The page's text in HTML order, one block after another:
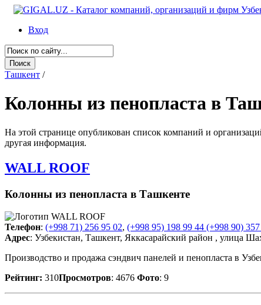
Вход
Ташкент /
Колонны из пенопласта в
На этой странице опубликован список компаний и
другая информация.
WALL ROOF
Колонны из пенопласта в Ташкенте
Телефон: (+998 71) 256 95 02, (+998 95) 198 99 44 (+998 90)
Адрес: Узбекистан, Ташкент, Яккасарайский район , улица
Производство и продажа сэндвич панелей и пенопласта в
Рейтинг: 310Просмотров: 4676 Фото: 9